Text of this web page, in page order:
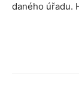
daného úřadu.